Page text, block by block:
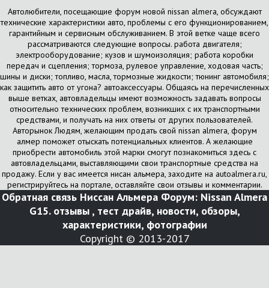
Автолюбители, посещающие форум новой nissan almera, обсуждают
технические характеристики авто, проблемы с его функционированием,
гарантийным и сервисным обслуживанием. В этой ветке чаще всего
рассматриваются следующие вопросы. работа двигателя;
электрооборудование; кузов и шумоизоляция; работа коробки
передач и сцепления; тормоза, рулевое управление, ходовая часть;
шины и диски; топливо, масла, тормозные жидкости; тюнинг автомобиля;
как защитить авто от угона? автоаксессуары. Общаясь на перечисленных
выше ветках, автовладельцы имеют возможность задавать вопросы
относительно технических проблем, возникших с их транспортными
средствами, и получать на них ответы от других пользователей.
Авторынок Людям, желающим продать свой nissan almera, форум
алмер поможет отыскать потенциальных клиентов. А желающие
приобрести автомобиль этой марки смогут познакомиться здесь с
автовладельцами, выставляющими свои транспортные средства на
продажу. Если у вас имеется нисан альмера, заходите на autoalmera.ru,
регистрируйтесь на портале, оставляйте свои отзывы и комментарии.
Обратная связь Ниссан Альмера Форум: Nissan Almera
G15. отзывы , тест драйв, новости, обзоры,
характеристики, фотографии
Copyright © 2013-2017